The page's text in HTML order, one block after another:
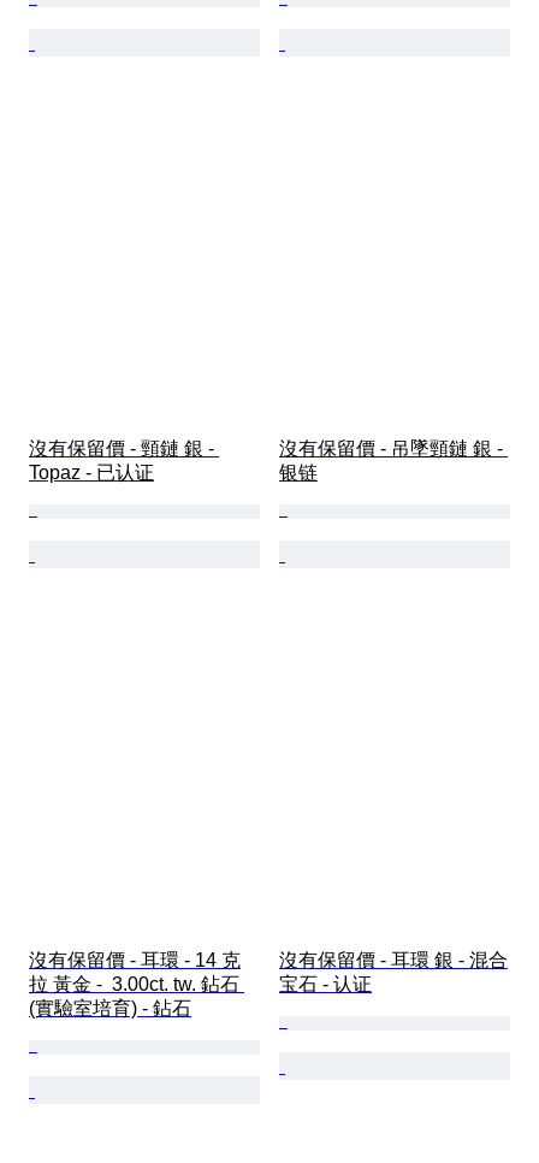
沒有保留價 - 頸鏈 銀 -
Topaz - 已认证
沒有保留價 - 吊墜頸鏈 銀 -
银链
沒有保留價 - 耳環 - 14 克
拉 黃金 -  3.00ct. tw. 鉆石
(實驗室培育) - 鉆石
沒有保留價 - 耳環 銀 - 混合
宝石 - 认证